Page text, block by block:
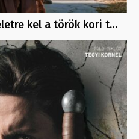
kel a török kori t…